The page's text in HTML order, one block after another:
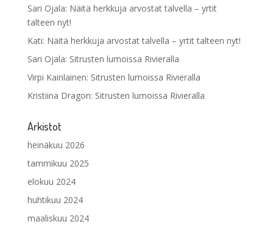
Sari Ojala: Näitä herkkuja arvostat talvella – yrtit
talteen nyt!
Kati: Näitä herkkuja arvostat talvella – yrtit talteen nyt!
Sari Ojala: Sitrusten lumoissa Rivieralla
Virpi Kainlainen: Sitrusten lumoissa Rivieralla
Kristiina Dragon: Sitrusten lumoissa Rivieralla
Arkistot
heinäkuu 2026
tammikuu 2025
elokuu 2024
huhtikuu 2024
maaliskuu 2024